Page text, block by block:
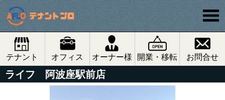
テナント オフィス オーナー様 開業・移転 お問合せ
ライフ 阿波座駅前店